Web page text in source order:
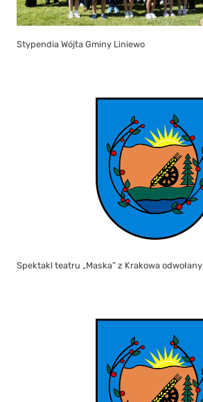
Stypendia Wójta Gminy Liniewo
Spektakl teatru „Maska” z Krakowa odwołany